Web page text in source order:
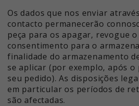
Os dados que nos enviar
contacto permanecerão
peça para os apagar, revogue o
consentimento para o
finalidade do armazenamento
se aplicar (por exemplo, após o
seu pedido). As disposições
em particular os períodos de
são afectadas.